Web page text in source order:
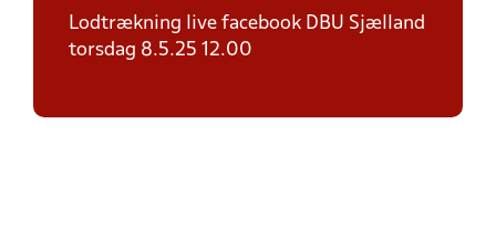
Lodtrækning live facebook DBU Sjælland
torsdag 8.5.25 12.00